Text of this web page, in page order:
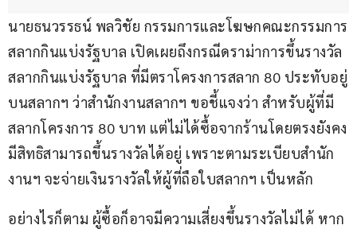
นายธนวรรธน์ พลวิชัย กรรมการและโฆษกคณะกรรมการ
สลากกินแบ่งรัฐบาล เปิดเผยถึงกรณีดราม่าการขึ้นรางวัล
สลากกินแบ่งรัฐบาล ที่มีตราโครงการสลาก 80 ประทับอยู่
บนสลากฯ ว่าสำนักงานสลากฯ ขอชี้แจงว่า สำหรับผู้ที่มี
สลากโครงการ 80 บาท แต่ไม่ได้ซื้อจากร้านโดยตรงยังคง
มีสิทธิสามารถขึ้นรางวัลได้อยู่ เพราะตามระเบียบสำนัก
งานฯ จะจ่ายเงินรางวัลให้ผู้ที่ถือใบสลากฯ เป็นหลัก
อย่างไรก็ตาม ผู้ซื้อก็อาจมีความเสี่ยงขึ้นรางวัลไม่ได้ หาก